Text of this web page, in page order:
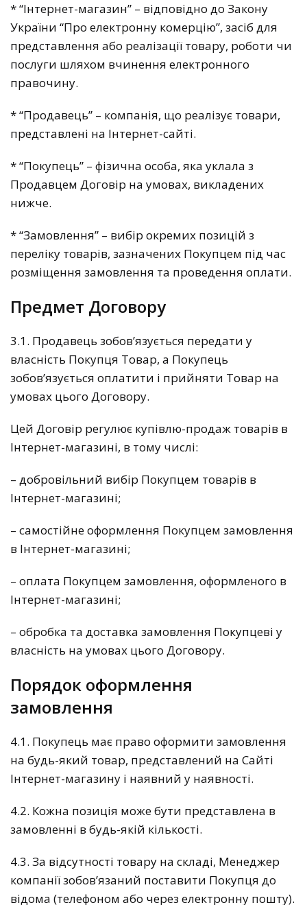
* “Інтернет-магазин” – відповідно до Закону
України “Про електронну комерцію”, засіб для
представлення або реалізації товару, роботи чи
послуги шляхом вчинення електронного
правочину.
* “Продавець” – компанія, що реалізує товари,
представлені на Інтернет-сайті.
* “Покупець” – фізична особа, яка уклала з
Продавцем Договір на умовах, викладених
нижче.
* “Замовлення” – вибір окремих позицій з
переліку товарів, зазначених Покупцем під час
розміщення замовлення та проведення оплати.
Предмет Договору
3.1. Продавець зобов’язується передати у
власність Покупця Товар, а Покупець
зобов’язується оплатити і прийняти Товар на
умовах цього Договору.
Цей Договір регулює купівлю-продаж товарів в
Інтернет-магазині, в тому числі:
– добровільний вибір Покупцем товарів в
Інтернет-магазині;
– самостійне оформлення Покупцем замовлення
в Інтернет-магазині;
– оплата Покупцем замовлення, оформленого в
Інтернет-магазині;
– обробка та доставка замовлення Покупцеві у
власність на умовах цього Договору.
Порядок оформлення
замовлення
4.1. Покупець має право оформити замовлення
на будь-який товар, представлений на Сайті
Інтернет-магазину і наявний у наявності.
4.2. Кожна позиція може бути представлена в
замовленні в будь-якій кількості.
4.3. За відсутності товару на складі, Менеджер
компанії зобов’язаний поставити Покупця до
відома (телефоном або через електронну пошту).